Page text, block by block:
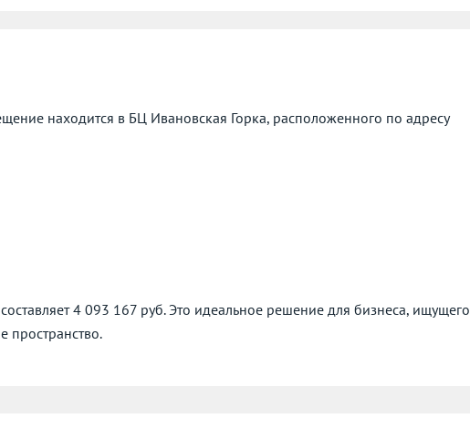
находится в БЦ Ивановская Горка, расположенного по адресу
4 093 167 руб. Это идеальное решение для бизнеса, ищущего
пространство.